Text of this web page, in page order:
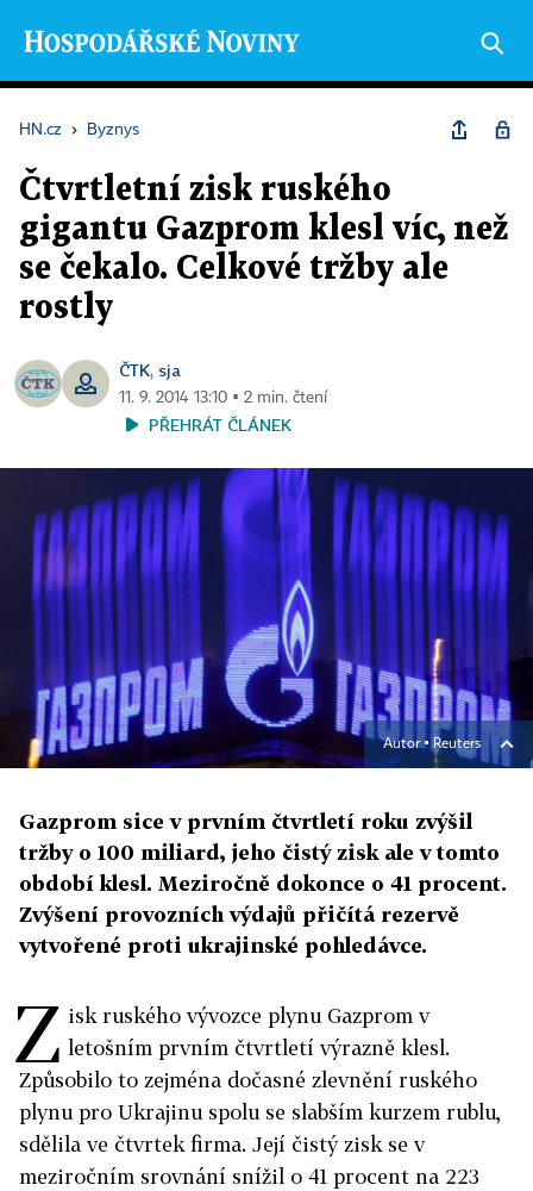
HN.cz › Byznys
Čtvrtletní zisk ruského
gigantu Gazprom klesl víc, než
se čekalo. Celkové tržby ale
rostly
ČTK, sja
11. 9. 2014 13:10 ▪ 2 min. čtení
PŘEHRÁT ČLÁNEK
Autor ▪Reuters
Gazprom sice v prvním čtvrtletí roku zvýšil
tržby o 100 miliard, jeho čistý zisk ale v tomto
období klesl. Meziročně dokonce o 41 procent.
Zvýšení provozních výdajů přičítá rezervě
vytvořené proti ukrajinské pohledávce.
Z isk ruského vývozce plynu Gazprom v
letošním prvním čtvrtletí výrazně klesl.
Způsobilo to zejména dočasné zlevnění ruského
plynu pro Ukrajinu spolu se slabším kurzem rublu,
sdělila ve čtvrtek firma. Její čistý zisk se v
meziročním srovnání snížil o 41 procent na 223